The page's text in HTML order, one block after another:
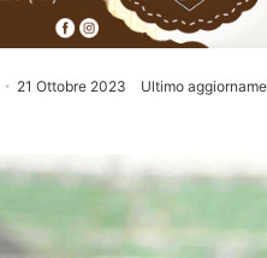
21 Ottobre 2023
Ultimo